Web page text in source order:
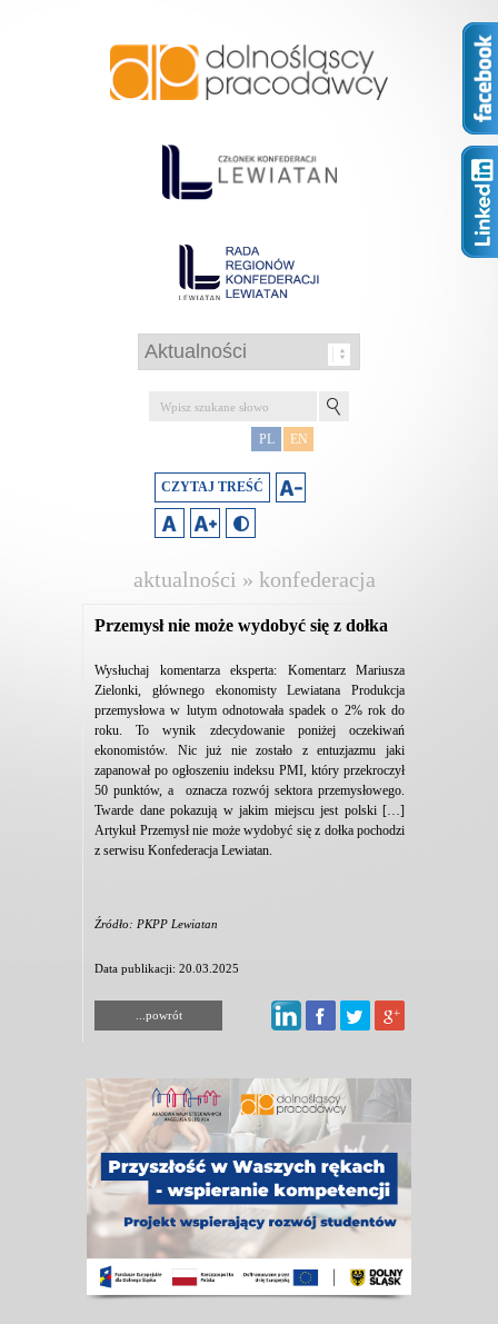
PL EN
CZYTAJ TREŚĆ
aktualności » konfederacja
Przemysł nie może wydobyć się z dołka
Wysłuchaj komentarza eksperta: Komentarz Mariusza
Zielonki, głównego ekonomisty Lewiatana Produkcja
przemysłowa w lutym odnotowała spadek o 2% rok do
roku. To wynik zdecydowanie poniżej oczekiwań
ekonomistów. Nic już nie zostało z entuzjazmu jaki
zapanował po ogłoszeniu indeksu PMI, który przekroczył
50 punktów, a oznacza rozwój sektora przemysłowego.
Twarde dane pokazują w jakim miejscu jest polski […]
Artykuł Przemysł nie może wydobyć się z dołka pochodzi
z serwisu Konfederacja Lewiatan.
Źródło: PKPP Lewiatan
Data publikacji: 20.03.2025
...powrót